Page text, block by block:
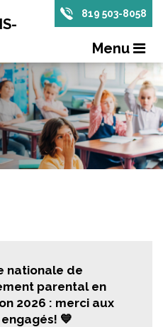
819 503-8058
Menu
nationale de
parental en
2026 : merci aux
💙